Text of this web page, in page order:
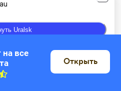
map
Uralsk
все
Открыть